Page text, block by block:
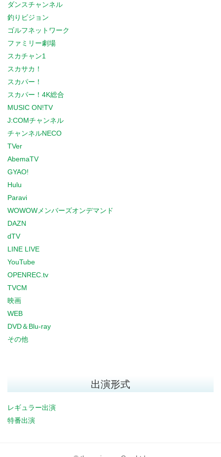
ダンスチャンネル
釣りビジョン
ゴルフネットワーク
ファミリー劇場
スカチャン1
スカサカ！
スカパー！
スカパー！4K総合
MUSIC ON!TV
J:COMチャンネル
チャンネルNECO
TVer
AbemaTV
GYAO!
Hulu
Paravi
WOWOWメンバーズオンデマンド
DAZN
dTV
LINE LIVE
YouTube
OPENREC.tv
TVCM
映画
WEB
DVD＆Blu-ray
その他
出演形式
レギュラー出演
特番出演